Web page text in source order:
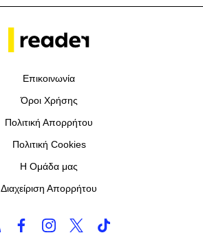
Επικοινωνία
Όροι Χρήσης
Πολιτική Απορρήτου
Πολιτική Cookies
Η Ομάδα μας
Διαχείριση Απορρήτου